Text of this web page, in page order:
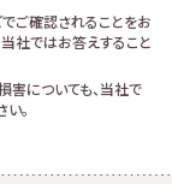
ご確認されることをお
社ではお答えすること
害についても、当社で
。